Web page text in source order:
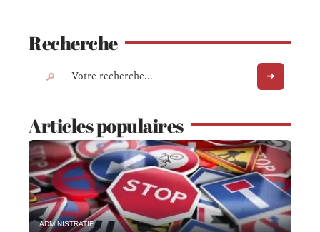
Recherche
Articles populaires
ADMINISTRATIF